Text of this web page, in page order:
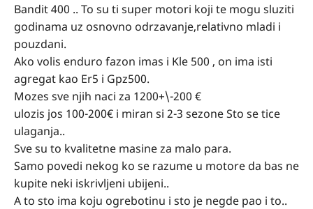
Bandit 400 .. To su ti super motori koji te mogu sluziti
godinama uz osnovno odrzavanje,relativno mladi i
pouzdani.
Ako volis enduro fazon imas i Kle 500 , on ima isti
agregat kao Er5 i Gpz500.
Mozes sve njih naci za 1200+\-200 €
ulozis jos 100-200€ i miran si 2-3 sezone Sto se tice
ulaganja..
Sve su to kvalitetne masine za malo para.
Samo povedi nekog ko se razume u motore da bas ne
kupite neki iskrivljeni ubijeni..
A to sto ima koju ogrebotinu i sto je negde pao i to..